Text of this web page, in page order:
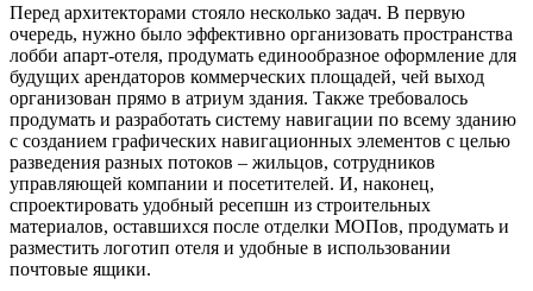
Перед архитекторами стояло несколько задач. В первую
очередь, нужно было эффективно организовать пространства
лобби апарт-отеля, продумать единообразное оформление для
будущих арендаторов коммерческих площадей, чей выход
организован прямо в атриум здания. Также требовалось
продумать и разработать систему навигации по всему зданию
с созданием графических навигационных элементов с целью
разведения разных потоков – жильцов, сотрудников
управляющей компании и посетителей. И, наконец,
спроектировать удобный ресепшн из строительных
материалов, оставшихся после отделки МОПов, продумать и
разместить логотип отеля и удобные в использовании
почтовые ящики.